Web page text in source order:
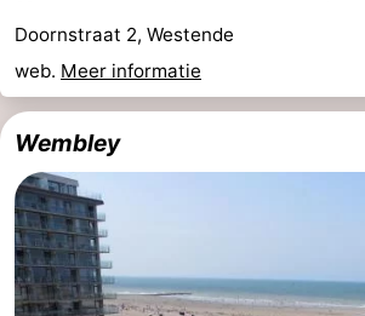
Doornstraat 2, Westende
web. Meer informatie
Wembley